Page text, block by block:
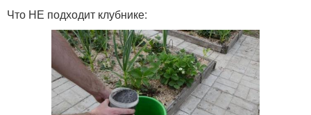
Что НЕ подходит клубнике: